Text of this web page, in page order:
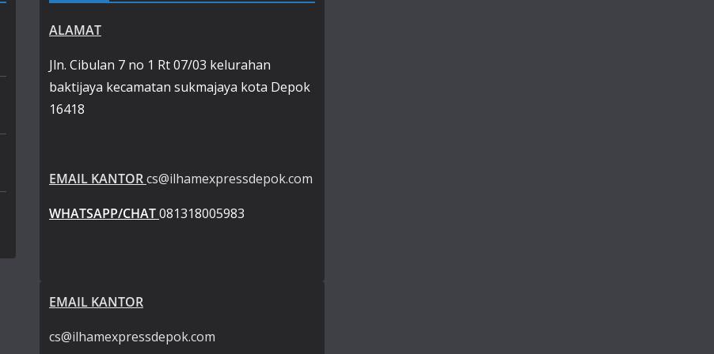
ALAMAT
Jln. Cibulan 7 no 1 Rt 07/03 kelurahan
baktijaya kecamatan sukmajaya kota Depok
16418
EMAIL KANTORcs@ilhamexpressdepok.com
WHATSAPP/CHAT081318005983
EMAIL KANTOR
cs@ilhamexpressdepok.com